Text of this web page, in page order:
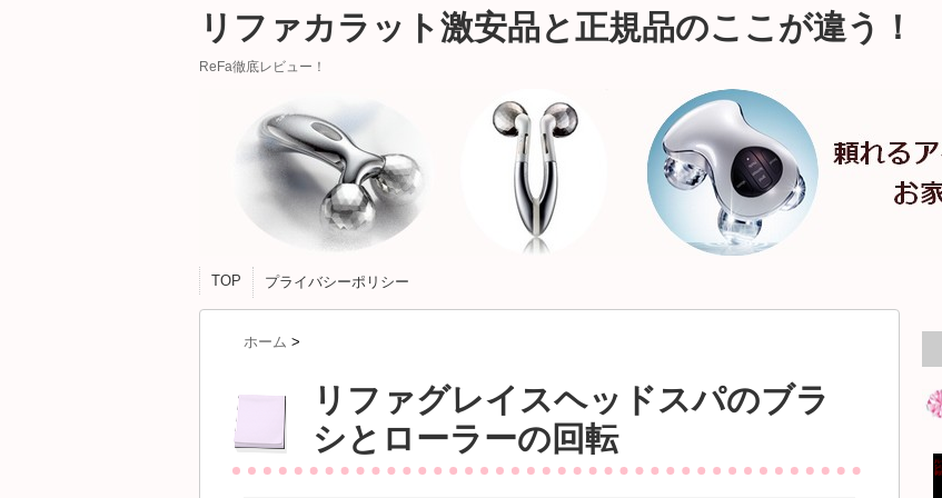
リファカラット激安品と正規品のここが違う！
ReFa徹底レビュー！
TOP プライバシーポリシー
ホーム >
リファグレイスヘッドスパのブラ
シとローラーの回転